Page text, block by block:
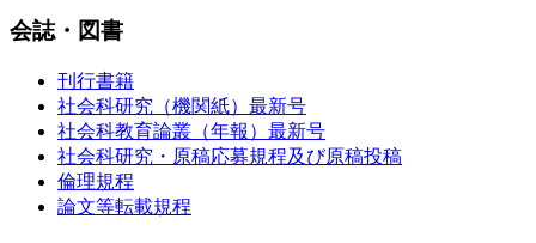
会誌・図書
刊行書籍
社会科研究（機関紙）最新号
社会科教育論叢（年報）最新号
社会科研究・原稿応募規程及び原稿投稿
倫理規程
論文等転載規程